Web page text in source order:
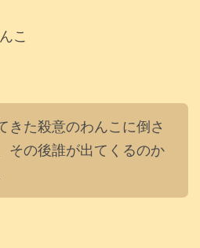
こ
きた殺意のわんこに倒さ
その後誰が出てくるのか